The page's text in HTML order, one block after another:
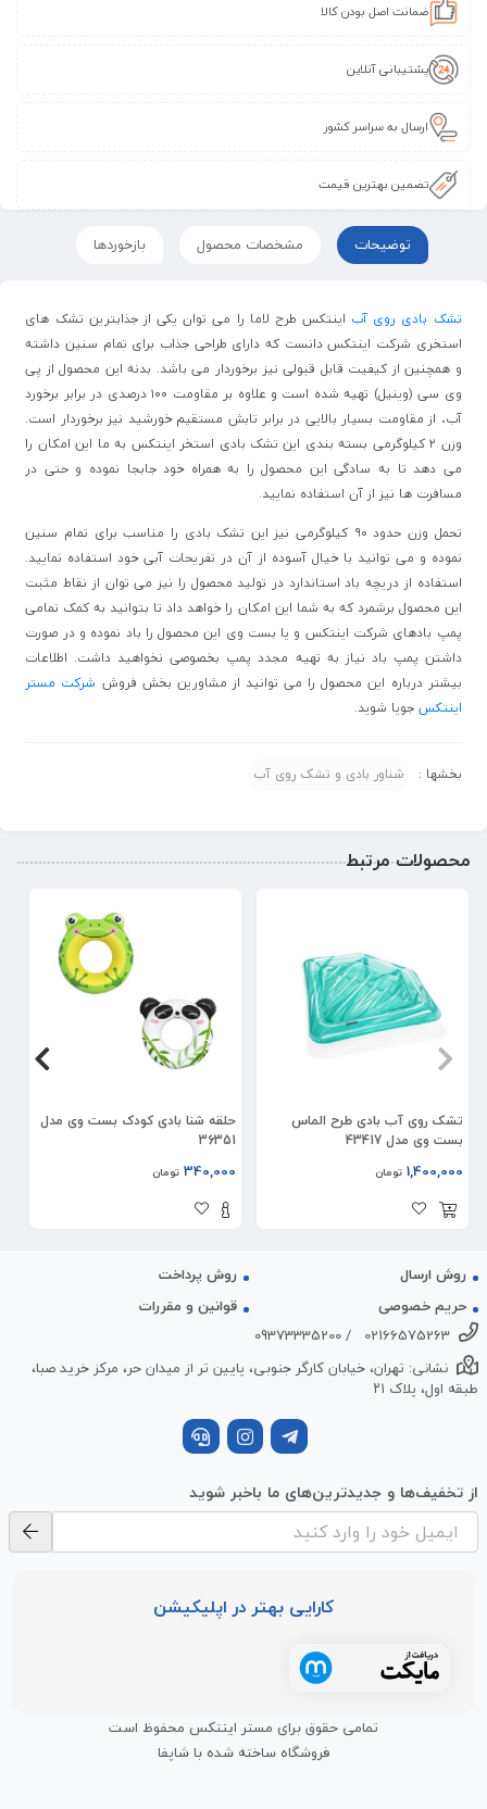
ضمانت اصل بودن کالا
پشتیبانی آنلاین
ارسال به سراسر کشور
تضمین بهترین قیمت
توضیحات مشخصات محصول بازخوردها
تشک بادی روی آب اینتکس طرح لاما را می توان یکی از جذابترین تشک های
استخری شرکت اینتکس دانست که دارای طراحی جذاب برای تمام سنین داشته
و همچنین از کیفیت قابل قبولی نیز برخوردار می باشد. بدنه این محصول از پی
وی سی (وینیل) تهیه شده است و علاوه بر مقاومت ۱۰۰ درصدی در برابر برخورد
آب، از مقاومت بسیار بالایی در برابر تابش مستقیم خورشید نیز برخوردار است.
وزن ۲ کیلوگرمی بسته بندی این تشک بادی استخر اینتکس به ما این امکان را
می دهد تا به سادگی این محصول را به همراه خود جابجا نموده و حتی در
مسافرت ها نیز از آن استفاده نمایید.
تحمل وزن حدود ۹۰ کیلوگرمی نیز این تشک بادی را مناسب برای تمام سنین
نموده و می توانید با خیال آسوده از آن در تفریحات آبی خود استفاده نمایید.
استفاده از دریچه باد استاندارد در تولید محصول را نیز می توان از نقاط مثبت
این محصول برشمرد که به شما این امکان را خواهد داد تا بتوانید به کمک تمامی
پمپ بادهای شرکت اینتکس و یا بست وی این محصول را باد نموده و در صورت
داشتن پمپ باد نیاز به تهیه مجدد پمپ بخصوصی نخواهید داشت. اطلاعات
بیشتر درباره این محصول را می توانید از مشاورین بخش فروش شرکت مستر
اینتکس جویا شوید.
بخشها : شناور بادی و تشک روی آب
محصولات مرتبط
تشک روی آب بادی طرح الماس
بست وی مدل 43417
1,400,000 تومان
حلقه شنا بادی کودک بست وی مدل
36351
340,000 تومان
روش ارسال
روش پرداخت
حریم خصوصی
قوانین و مقررات
02166575263
/
09373335200
نشانی: تهران، خیابان کارگر جنوبی، پایین تر از میدان حر، مرکز خرید صبا،
طبقه اول، پلاک ۲۱
از تخفیف‌ها و جدیدترین‌های ما باخبر شوید
کارایی بهتر در اپلیکیشن
تمامی حقوق برای مستر اینتکس محفوظ است
فروشگاه ساخته شده با شاپفا